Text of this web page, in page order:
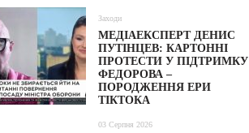
Заходи
МЕДІАЕКСПЕРТ ДЕНИС
ПУТІНЦЕВ: КАРТОННІ
ПРОТЕСТИ У ПІДТРИМКУ
ФЕДОРОВА –
ПОРОДЖЕННЯ ЕРИ
ТІКТОКА
03 Серпня 2026